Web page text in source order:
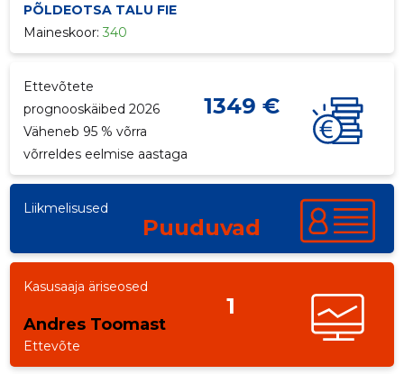
PÕLDEOTSA TALU FIE
Maineskoor:340
Ettevõtete
prognooskäibed 2026
1349 €
Väheneb 95 % võrra
võrreldes eelmise aastaga
Liikmelisused
Puuduvad
Kasusaaja äriseosed
Andres Toomast
1
Ettevõte